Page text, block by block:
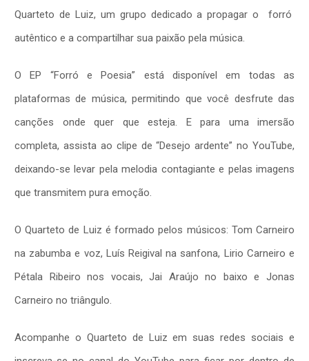
Quarteto de Luiz, um grupo dedicado a propagar o forró
autêntico e a compartilhar sua paixão pela música.
O EP “Forró e Poesia” está disponível em todas as
plataformas de música, permitindo que você desfrute das
canções onde quer que esteja. E para uma imersão
completa, assista ao clipe de “Desejo ardente” no YouTube,
deixando-se levar pela melodia contagiante e pelas imagens
que transmitem pura emoção.
O Quarteto de Luiz é formado pelos músicos: Tom Carneiro
na zabumba e voz, Luís Reigival na sanfona, Lirio Carneiro e
Pétala Ribeiro nos vocais, Jai Araújo no baixo e Jonas
Carneiro no triângulo.
Acompanhe o Quarteto de Luiz em suas redes sociais e